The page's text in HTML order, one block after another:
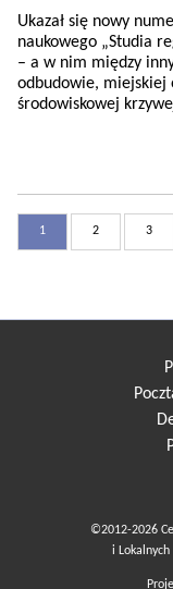
Ukazał się nowy
naukowego „Studia
– a w nim między
odbudowie, miejskiej
środowiskowej
1 2 3
©2012-2026
i